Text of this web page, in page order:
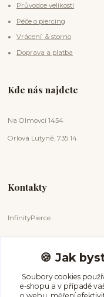
Průvodce velikostí
Péče o piercing
Vrácení & storno
Doprava a platba
Kde nás najdete
Na Olmovci 1454
Orlová Lutyně, 735 14
Kontakty
InfinityPierce
+420 731
(Po-Ne, 9-18
🍪 Jak
Soubory cookies
e-shopu a v případě